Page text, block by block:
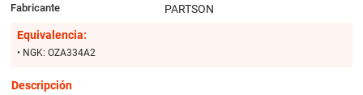
Fabricante
PARTSON
Equivalencia:
• NGK: OZA334A2
Descripción